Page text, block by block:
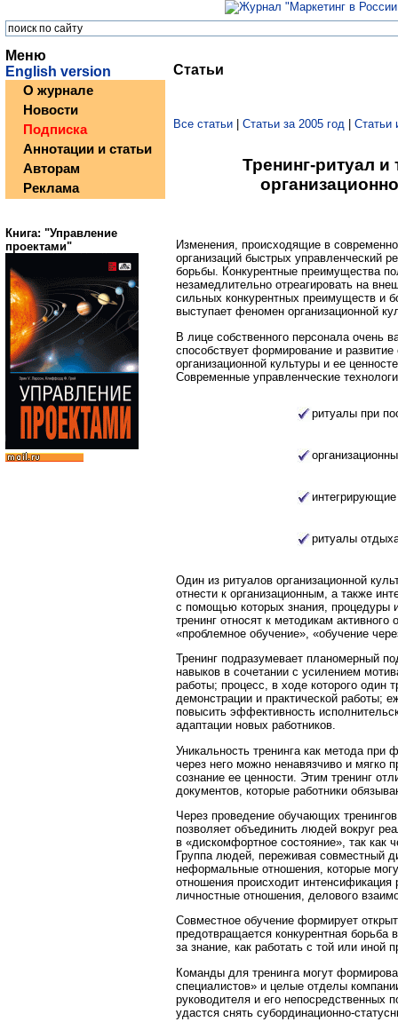
Меню
English version
О журнале
Новости
Подписка
Аннотации и статьи
Авторам
Реклама
Книга: "Управление
проектами"
Статьи
Все статьи | Статьи за 2005 год | Статьи
Тренинг-ритуал
Изменения, происходящие в
организаций быстрых управленческий
борьбы. Конкурентные преимущества
незамедлительно отреагировать на
сильных конкурентных преимуществ и
выступает феномен организационной
В лице собственного персонала очень
способствует формирование и
организационной культуры и ее
Современные управленческие
ритуалы при
ритуалы
Один из ритуалов организационной
отнести к организационным, а также
с помощью которых знания, процедуры
тренинг относят к методикам
«проблемное обучение», «обучение
Тренинг подразумевает планомерный
навыков в сочетании с усилением
работы; процесс, в ходе которого один
демонстрации и практической работы;
повысить эффективность
адаптации новых работников.
Уникальность тренинга как метода при
через него можно ненавязчиво и мягко
сознание ее ценности. Этим тренинг
документов, которые работники
Через проведение обучающих
позволяет объединить людей вокруг
в «дискомфортное состояние», так как
Группа людей, переживая совместный
неформальные отношения, которые
отношения происходит
личностные отношения, делового
Совместное обучение формирует
предотвращается конкурентная борьба
за знание, как работать с той или
Команды для тренинга могут
специалистов» и целые отделы
руководителя и его непосредственных
удастся снять субординационно-